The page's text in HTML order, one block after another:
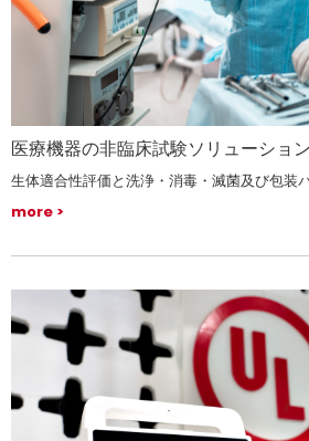
医療機器の非臨床試験ソリューション
生体適合性評価と洗浄・消毒・滅菌及び包装
more